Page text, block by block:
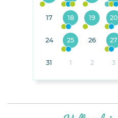
17 18 19 20
24 25 26 27
31 1 2 3